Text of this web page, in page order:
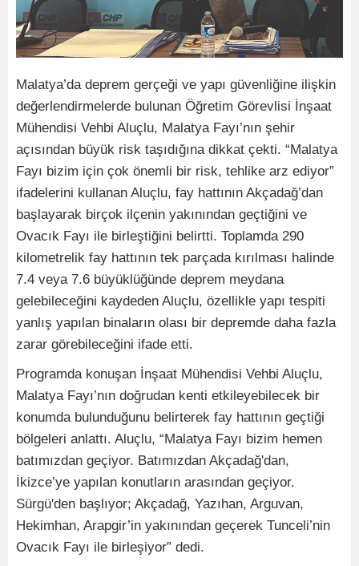
Malatya’da deprem gerçeği ve yapı güvenliğine ilişkin
değerlendirmelerde bulunan Öğretim Görevlisi İnşaat
Mühendisi Vehbi Aluçlu, Malatya Fayı’nın şehir
açısından büyük risk taşıdığına dikkat çekti. “Malatya
Fayı bizim için çok önemli bir risk, tehlike arz ediyor”
ifadelerini kullanan Aluçlu, fay hattının Akçadağ’dan
başlayarak birçok ilçenin yakınından geçtiğini ve
Ovacık Fayı ile birleştiğini belirtti. Toplamda 290
kilometrelik fay hattının tek parçada kırılması halinde
7.4 veya 7.6 büyüklüğünde deprem meydana
gelebileceğini kaydeden Aluçlu, özellikle yapı tespiti
yanlış yapılan binaların olası bir depremde daha fazla
zarar görebileceğini ifade etti.
Programda konuşan İnşaat Mühendisi Vehbi Aluçlu,
Malatya Fayı’nın doğrudan kenti etkileyebilecek bir
konumda bulunduğunu belirterek fay hattının geçtiği
bölgeleri anlattı. Aluçlu, “Malatya Fayı bizim hemen
batımızdan geçiyor. Batımızdan Akçadağ'dan,
İkizce’ye yapılan konutların arasından geçiyor.
Sürgü'den başlıyor; Akçadağ, Yazıhan, Arguvan,
Hekimhan, Arapgir’in yakınından geçerek Tunceli’nin
Ovacık Fayı ile birleşiyor” dedi.